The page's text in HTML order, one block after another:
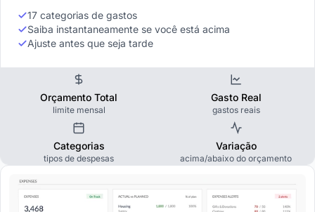
17 categorias de gastos
Saiba instantaneamente se você está acima
Ajuste antes que seja tarde
Orçamento Total
limite mensal
Gasto Real
gastos reais
Categorias
tipos de despesas
Variação
acima/abaixo do orçamento